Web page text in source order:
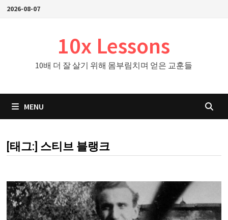
Skip2026-08-07
10x Lessons
10배 더 잘 살기 위해 몸부림치며 얻은 교훈들
MENU
[태그:] 스티브 블랭크